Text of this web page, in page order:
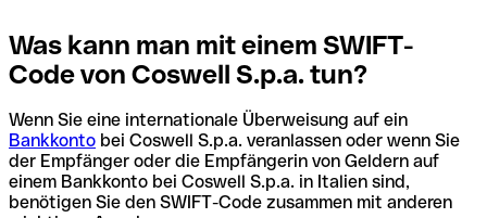
Was kann man mit einem SWIFT-
Code von Coswell S.p.a. tun?
Wenn Sie eine internationale Überweisung auf ein
Bankkonto bei Coswell S.p.a. veranlassen oder wenn Sie
der Empfänger oder die Empfängerin von Geldern auf
einem Bankkonto bei Coswell S.p.a. in Italien sind,
benötigen Sie den SWIFT-Code zusammen mit anderen